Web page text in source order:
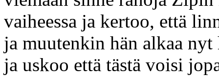
vaiheessa ja kertoo, että
ja muutenkin hän alkaa
ja uskoo että tästä voisi